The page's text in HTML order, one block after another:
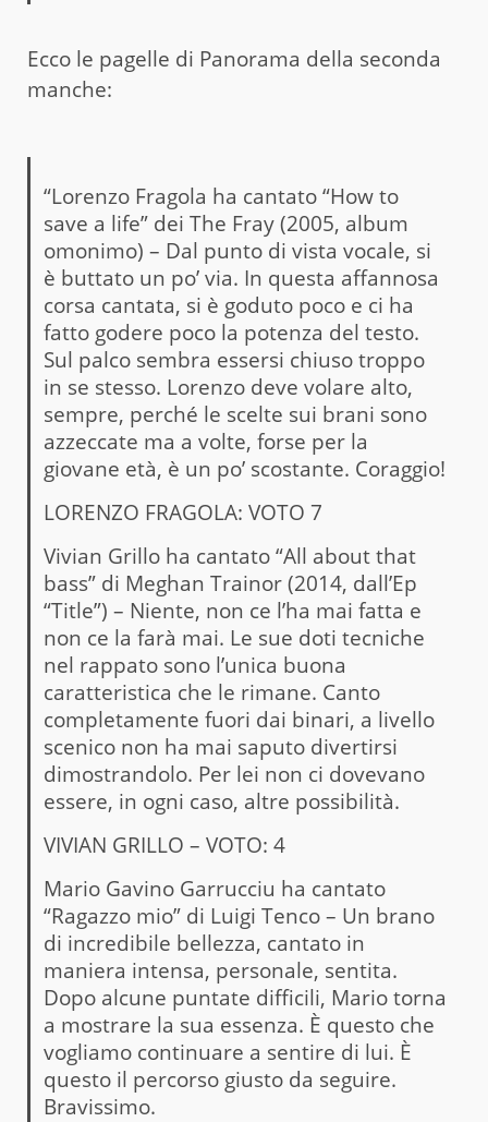
Ecco le pagelle di Panorama della seconda
manche:
“Lorenzo Fragola ha cantato “How to
save a life” dei The Fray (2005, album
omonimo) – Dal punto di vista vocale, si
è buttato un po’ via. In questa affannosa
corsa cantata, si è goduto poco e ci ha
fatto godere poco la potenza del testo.
Sul palco sembra essersi chiuso troppo
in se stesso. Lorenzo deve volare alto,
sempre, perché le scelte sui brani sono
azzeccate ma a volte, forse per la
giovane età, è un po’ scostante. Coraggio!
LORENZO FRAGOLA: VOTO 7
Vivian Grillo ha cantato “All about that
bass” di Meghan Trainor (2014, dall’Ep
“Title”) – Niente, non ce l’ha mai fatta e
non ce la farà mai. Le sue doti tecniche
nel rappato sono l’unica buona
caratteristica che le rimane. Canto
completamente fuori dai binari, a livello
scenico non ha mai saputo divertirsi
dimostrandolo. Per lei non ci dovevano
essere, in ogni caso, altre possibilità.
VIVIAN GRILLO – VOTO: 4
Mario Gavino Garrucciu ha cantato
“Ragazzo mio” di Luigi Tenco – Un brano
di incredibile bellezza, cantato in
maniera intensa, personale, sentita.
Dopo alcune puntate difficili, Mario torna
a mostrare la sua essenza. È questo che
vogliamo continuare a sentire di lui. È
questo il percorso giusto da seguire.
Bravissimo.